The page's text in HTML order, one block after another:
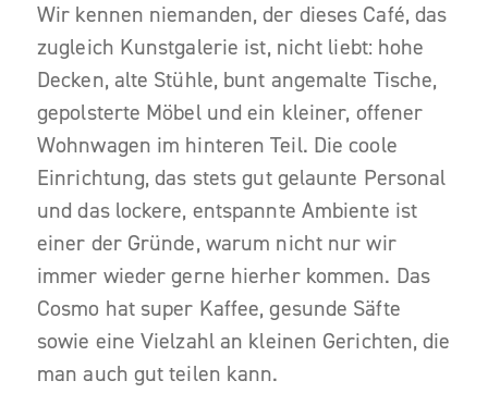
Wir kennen niemanden, der dieses Café, das
zugleich Kunstgalerie ist, nicht liebt: hohe
Decken, alte Stühle, bunt angemalte Tische,
gepolsterte Möbel und ein kleiner, offener
Wohnwagen im hinteren Teil. Die coole
Einrichtung, das stets gut gelaunte Personal
und das lockere, entspannte Ambiente ist
einer der Gründe, warum nicht nur wir
immer wieder gerne hierher kommen. Das
Cosmo hat super Kaffee, gesunde Säfte
sowie eine Vielzahl an kleinen Gerichten, die
man auch gut teilen kann.